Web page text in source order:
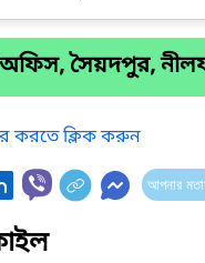
অফিস, সৈয়দপুর,
করতে ক্লিক করুন
আপনার